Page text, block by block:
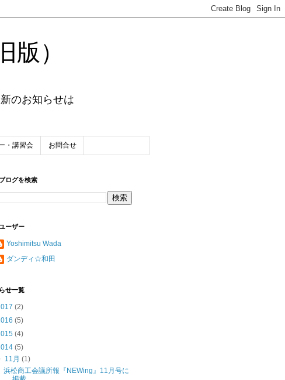
）
新のお知らせは
・講習会 お問合せ
ログを検索
ーザー
Yoshimitsu Wada
ダンディ☆和田
せ一覧
(2)
(5)
(4)
(5)
11月(1)
浜松商工会議所報『NEWing』11月号に